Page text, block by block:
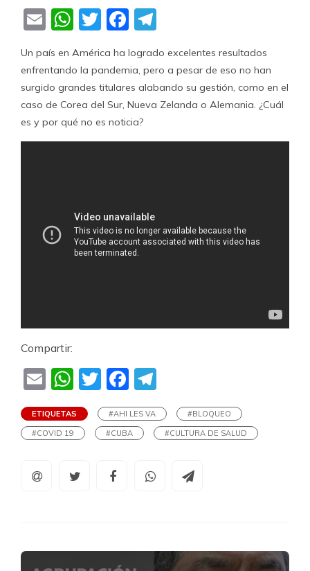
EmailWhatsApp
TwitterFacebook
Un país en América ha logrado excelentes resultados
enfrentando la pandemia, pero a pesar de eso no han
surgido grandes titulares alabando su gestión, como en el
caso de Corea del Sur, Nueva Zelanda o Alemania. ¿Cuál
es y por qué no es noticia?
Compartir:
EmailWhatsApp
TwitterFacebook
ETIQUETAS #AHI LES VA
#BLOQUEO
#COVID 19
#CUBA #CULTURA DE SALUD